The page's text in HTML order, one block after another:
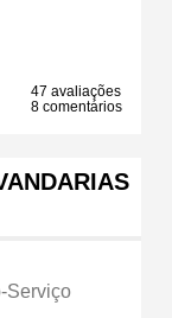
47 avaliações
8 comentários
Serviço